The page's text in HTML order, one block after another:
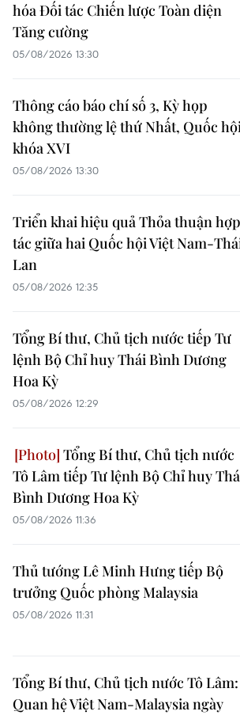
hóa Đối tác Chiến lược Toàn diện
Tăng cường
05/08/2026 13:30
Thông cáo báo chí số 3, Kỳ họp
không thường lệ thứ Nhất, Quốc
khóa XVI
05/08/2026 13:30
Triển khai hiệu quả Thỏa thuận hợp
tác giữa hai Quốc hội Việt Nam-
Lan
05/08/2026 12:35
Tổng Bí thư, Chủ tịch nước tiếp Tư
lệnh Bộ Chỉ huy Thái Bình Dương
Hoa Kỳ
05/08/2026 12:29
Tổng Bí thư, Chủ tịch nước
Tô Lâm tiếp Tư lệnh Bộ Chỉ huy
Bình Dương Hoa Kỳ
05/08/2026 11:36
Thủ tướng Lê Minh Hưng tiếp Bộ
trưởng Quốc phòng Malaysia
05/08/2026 11:31
Tổng Bí thư, Chủ tịch nước Tô Lâm:
Quan hệ Việt Nam-Malaysia ngày